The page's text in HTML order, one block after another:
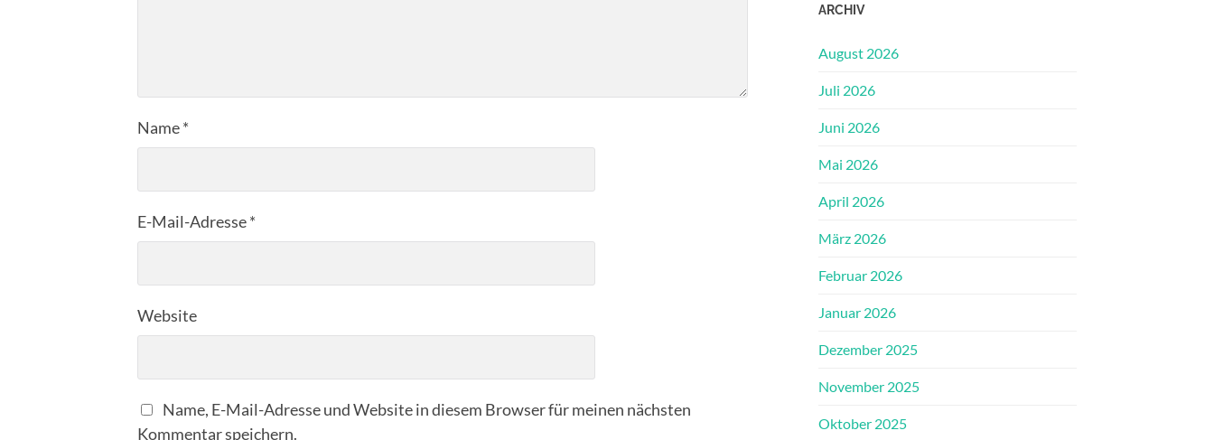
Name*
E-Mail-Adresse*
Website
Name, E-Mail-Adresse und Website in diesem Browser für meinen nächsten
Kommentar speichern.
ARCHIV
August 2026
Juli 2026
Juni 2026
Mai 2026
April 2026
März 2026
Februar 2026
Januar 2026
Dezember 2025
November 2025
Oktober 2025